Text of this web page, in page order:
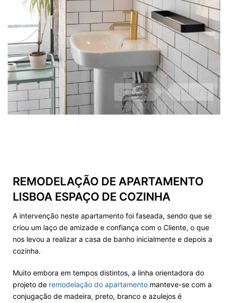
REMODELAÇÃO DE APARTAMENTO
LISBOA ESPAÇO DE COZINHA
A intervenção neste apartamento foi faseada, sendo que se
criou um laço de amizade e confiança com o Cliente, o que
nos levou a realizar a casa de banho inicialmente e depois a
cozinha.
Muito embora em tempos distintos, a linha orientadora do
projeto de remodelação do apartamento manteve-se com a
conjugação de madeira, preto, branco e azulejos é